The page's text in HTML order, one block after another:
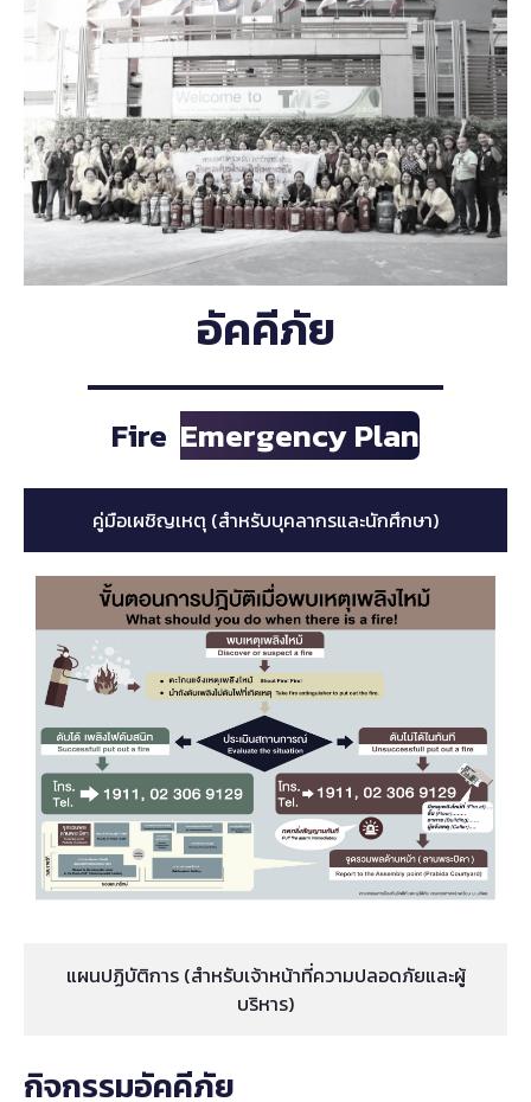
อัคคีภัย
Fire Emergency Plan
คู่มือเผชิญเหตุ (สำหรับบุคลากรและนักศึกษา)
แผนปฏิบัติการ (สำหรับเจ้าหน้าที่ความปลอดภัยและผู้
บริหาร)
กิจกรรมอัคคีภัย